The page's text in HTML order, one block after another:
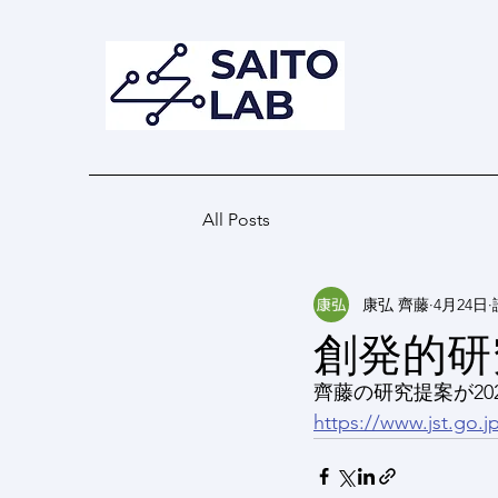
​齊藤 研究室
Saito Laboratory
All Posts
創発的
康弘 齊藤 4月24日
齊藤の研究提案が
https://